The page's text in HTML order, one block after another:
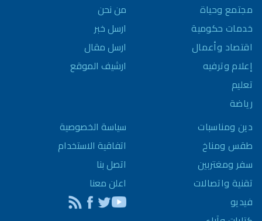
مجتمع وحياة
خدمات حكومية
اقتصاد وأعمال
إعلام وترفيه
تعليم
رياضة
دين ومناسبات
طقس ومناخ
سفر ومغتربين
تقنية واتصالات
فيديو
من نحن
ارسل خبر
ارسل مقال
ارشيف الموقع
سياسة الخصوصية
اتفاقية الاستخدام
اتصل بنا
اعلن معنا